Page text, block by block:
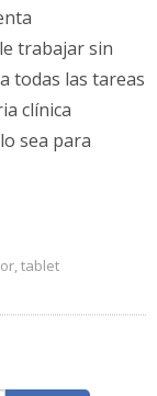
trabajar sin
todas las tareas
clínica
sea para
,tablet